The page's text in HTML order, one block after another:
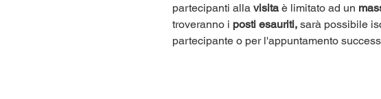
partecipanti alla visita è limitato ad un
troveranno i posti esauriti, sarà possibile
partecipante o per l'appuntamento